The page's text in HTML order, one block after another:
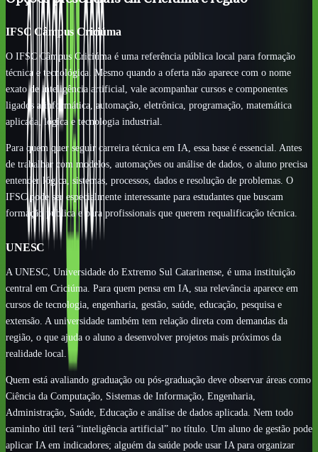
IFSC Câmpus Criciúma
O IFSC Câmpus Criciúma é uma referência pública local para formação
técnica e tecnológica. Mesmo quando a oferta não aparece com o nome
exato de inteligência artificial, vale acompanhar cursos e componentes
ligados a informática, automação, eletrônica, programação, matemática
aplicada, lógica e tecnologia industrial.
Para quem quer seguir carreira técnica em IA, essa base é essencial. Antes
de trabalhar com modelos, automações ou análise de dados, o aluno precisa
entender lógica, sistemas, processos, dados e resolução de problemas. O
IFSC pode ser especialmente interessante para estudantes que buscam
formação pública e para profissionais que querem requalificação técnica.
UNESC
A UNESC, Universidade do Extremo Sul Catarinense, é uma instituição
central em Criciúma. Para quem pensa em IA, sua relevância aparece em
cursos de tecnologia, engenharia, gestão, saúde, educação, pesquisa e
extensão. A universidade também tem relação direta com demandas da
região, o que ajuda o aluno a desenvolver projetos mais próximos da
realidade local.
Quem está avaliando graduação ou pós-graduação deve observar áreas como
Ciência da Computação, Sistemas de Informação, Engenharia,
Administração, Saúde, Educação e análise de dados aplicada. Nem todo
caminho útil terá “inteligência artificial” no título. Um aluno de gestão pode
aplicar IA em indicadores; alguém da saúde pode usar IA para organizar